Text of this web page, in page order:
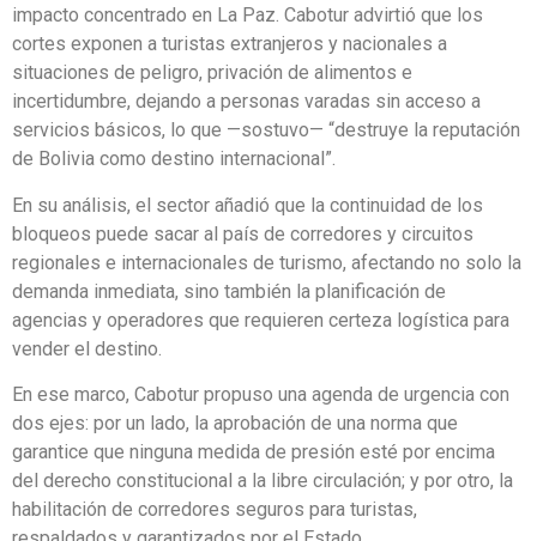
impacto concentrado en La Paz. Cabotur advirtió que los
cortes exponen a turistas extranjeros y nacionales a
situaciones de peligro, privación de alimentos e
incertidumbre, dejando a personas varadas sin acceso a
servicios básicos, lo que —sostuvo— “destruye la reputación
de Bolivia como destino internacional”.
En su análisis, el sector añadió que la continuidad de los
bloqueos puede sacar al país de corredores y circuitos
regionales e internacionales de turismo, afectando no solo la
demanda inmediata, sino también la planificación de
agencias y operadores que requieren certeza logística para
vender el destino.
En ese marco, Cabotur propuso una agenda de urgencia con
dos ejes: por un lado, la aprobación de una norma que
garantice que ninguna medida de presión esté por encima
del derecho constitucional a la libre circulación; y por otro, la
habilitación de corredores seguros para turistas,